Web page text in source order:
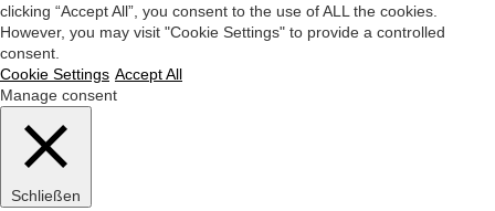
clicking “Accept All”, you consent to the use of ALL the cookies.
However, you may visit "Cookie Settings" to provide a controlled
consent.
Cookie Settings Accept All
Manage consent
Schließen